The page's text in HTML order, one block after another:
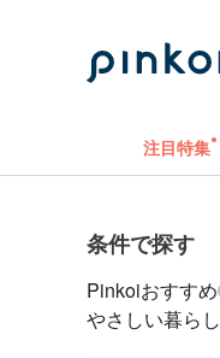
注目特集
条件で探す
Pinkoiおすすめ
やさしい暮らし